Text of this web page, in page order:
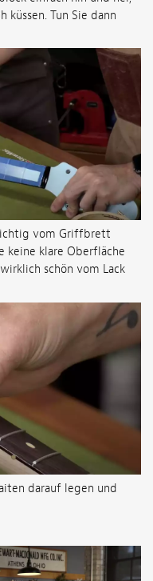
Tun Sie dann
vom Griffbrett
keine klare Oberfläche
schön vom Lack
darauf legen und